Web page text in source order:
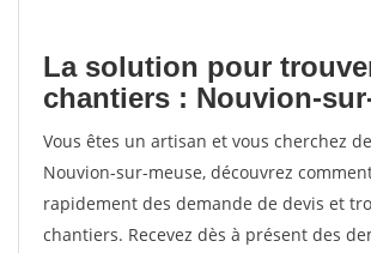
La solution pour
chantiers : Nouvion-
Vous êtes un artisan et vous cherchez
Nouvion-sur-meuse, découvrez
rapidement des demande de devis et
chantiers. Recevez dès à présent des